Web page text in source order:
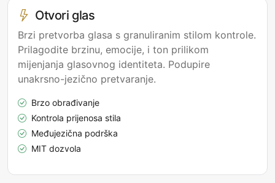
Otvori glas
Brzi pretvorba glasa s granuliranim stilom kontrole.
Prilagodite brzinu, emocije, i ton prilikom
mijenjanja glasovnog identiteta. Podupire
unakrsno-jezično pretvaranje.
Brzo obrađivanje
Kontrola prijenosa stila
Međujezična podrška
MIT dozvola